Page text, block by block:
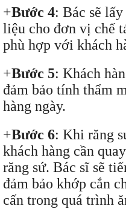
+Bước 4: Bác sẽ
liệu cho đơn vị chế
phù hợp với khách
+Bước 5: Khách
đảm bảo tính thẩm
hàng ngày.
+Bước 6: Khi răng
khách hàng cần
răng sứ. Bác sĩ sẽ
đảm bảo khớp cắn
cấn trong quá trình